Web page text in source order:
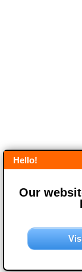
Hello!
Our